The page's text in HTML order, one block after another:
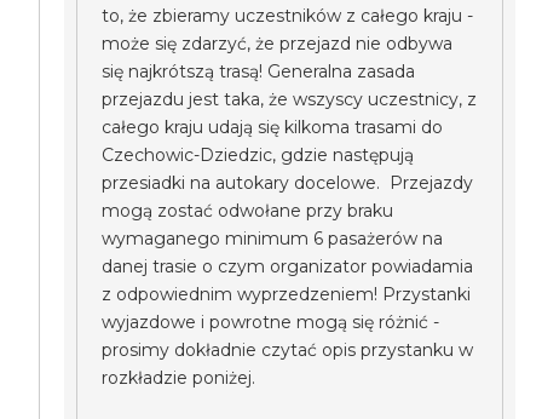
to, że zbieramy uczestników z całego kraju -
może się zdarzyć, że przejazd nie odbywa
się najkrótszą trasą! Generalna zasada
przejazdu jest taka, że wszyscy uczestnicy, z
całego kraju udają się kilkoma trasami do
Czechowic-Dziedzic, gdzie następują
przesiadki na autokary docelowe. Przejazdy
mogą zostać odwołane przy braku
wymaganego minimum 6 pasażerów na
danej trasie o czym organizator powiadamia
z odpowiednim wyprzedzeniem! Przystanki
wyjazdowe i powrotne mogą się różnić -
prosimy dokładnie czytać opis przystanku w
rozkładzie poniżej.